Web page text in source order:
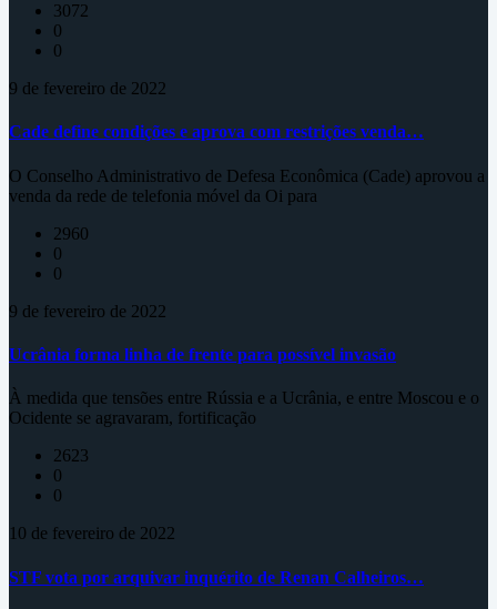
3072
0
0
9 de fevereiro de 2022
Cade define condições e aprova com restrições venda…
O Conselho Administrativo de Defesa Econômica (Cade) aprovou a
venda da rede de telefonia móvel da Oi para
2960
0
0
9 de fevereiro de 2022
Ucrânia forma linha de frente para possível invasão
À medida que tensões entre Rússia e a Ucrânia, e entre Moscou e o
Ocidente se agravaram, fortificação
2623
0
0
10 de fevereiro de 2022
STF vota por arquivar inquérito de Renan Calheiros…